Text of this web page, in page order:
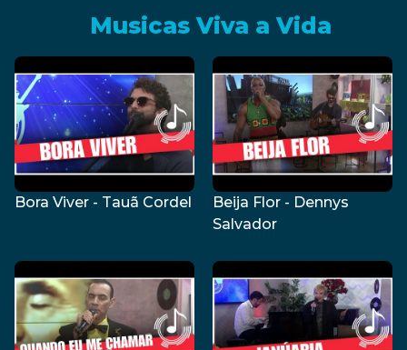
Musicas Viva a Vida
Bora Viver - Tauã Cordel
Beija Flor - Dennys
Salvador